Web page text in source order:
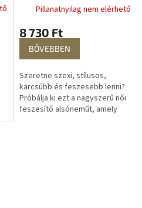
Pillanatnyilag nem elérhető
8 730 Ft
BŐVEBBEN
Szeretne szexi, stílusos,
karcsúbb és feszesebb lenni?
Próbálja ki ezt a nagyszerű női
feszesítő alsóneműt, amely